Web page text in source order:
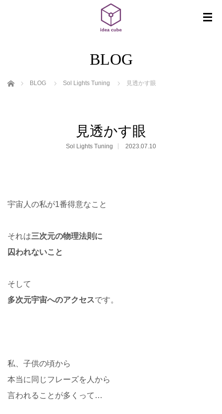
BLOG
ホーム BLOG Sol Lights Tuning 見透かす眼
見透かす眼
Sol Lights Tuning 2023.07.10
宇宙人の私が1番得意なこと
それは三次元の物理法則に
囚われないこと
そして
多次元宇宙へのアクセスです。
私、子供の頃から
本当に同じフレーズを人から
言われることが多くって…